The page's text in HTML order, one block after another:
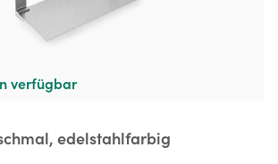
verfügbar
edelstahlfarbig